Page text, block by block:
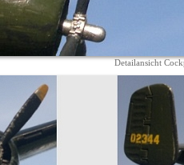
Detailansicht